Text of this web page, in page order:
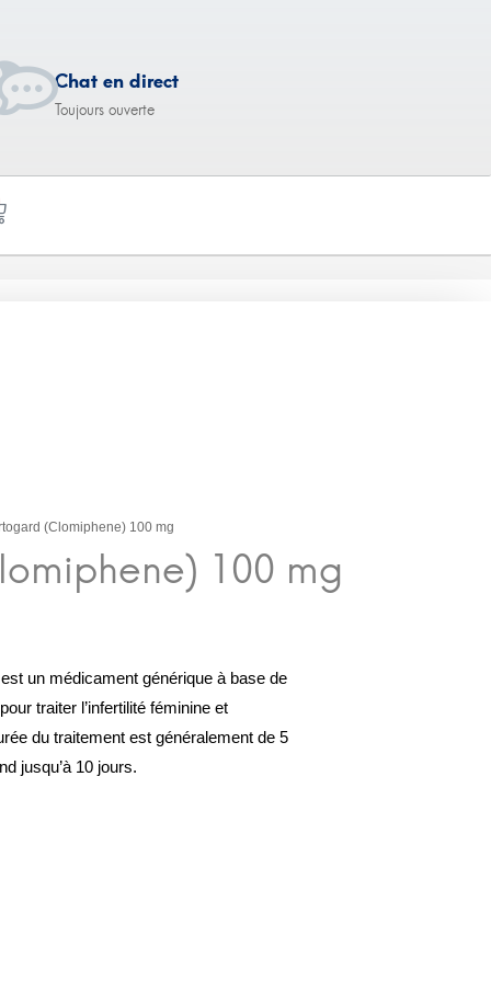
Chat en direct
Toujours ouverte
(Clomiphene) 100 mg
un médicament générique à base de
traiter l’infertilité féminine et
du traitement est généralement de 5
jusqu’à 10 jours.